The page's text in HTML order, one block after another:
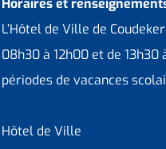
Horaires et
L’Hôtel de Ville de
08h30 à 12h00 et de
périodes de vacances
Hôtel de Ville